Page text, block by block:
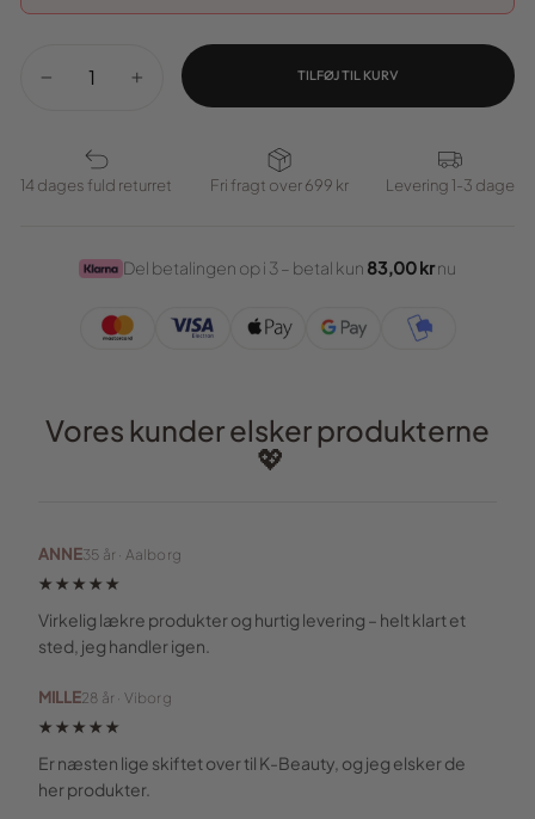
+
TILFØJ TIL KURV
14 dages fuld returret Fri fragt over 699 kr Levering 1-3 dage
Del betalingen op i 3 – betal kun 83,00 krnu
Vores kunder elsker produkterne
💖
ANNE35 år · Aalborg
★★★★★
Virkelig lækre produkter og hurtig levering – helt klart et
sted, jeg handler igen.
MILLE28 år · Viborg
★★★★★
Er næsten lige skiftet over til K-Beauty, og jeg elsker de
her produkter.